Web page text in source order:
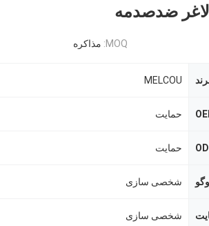
ضدصدمه
MOQ: مذاکره
MELCOU
حمایت
حمایت
شخصی سازی
شخصی سازی